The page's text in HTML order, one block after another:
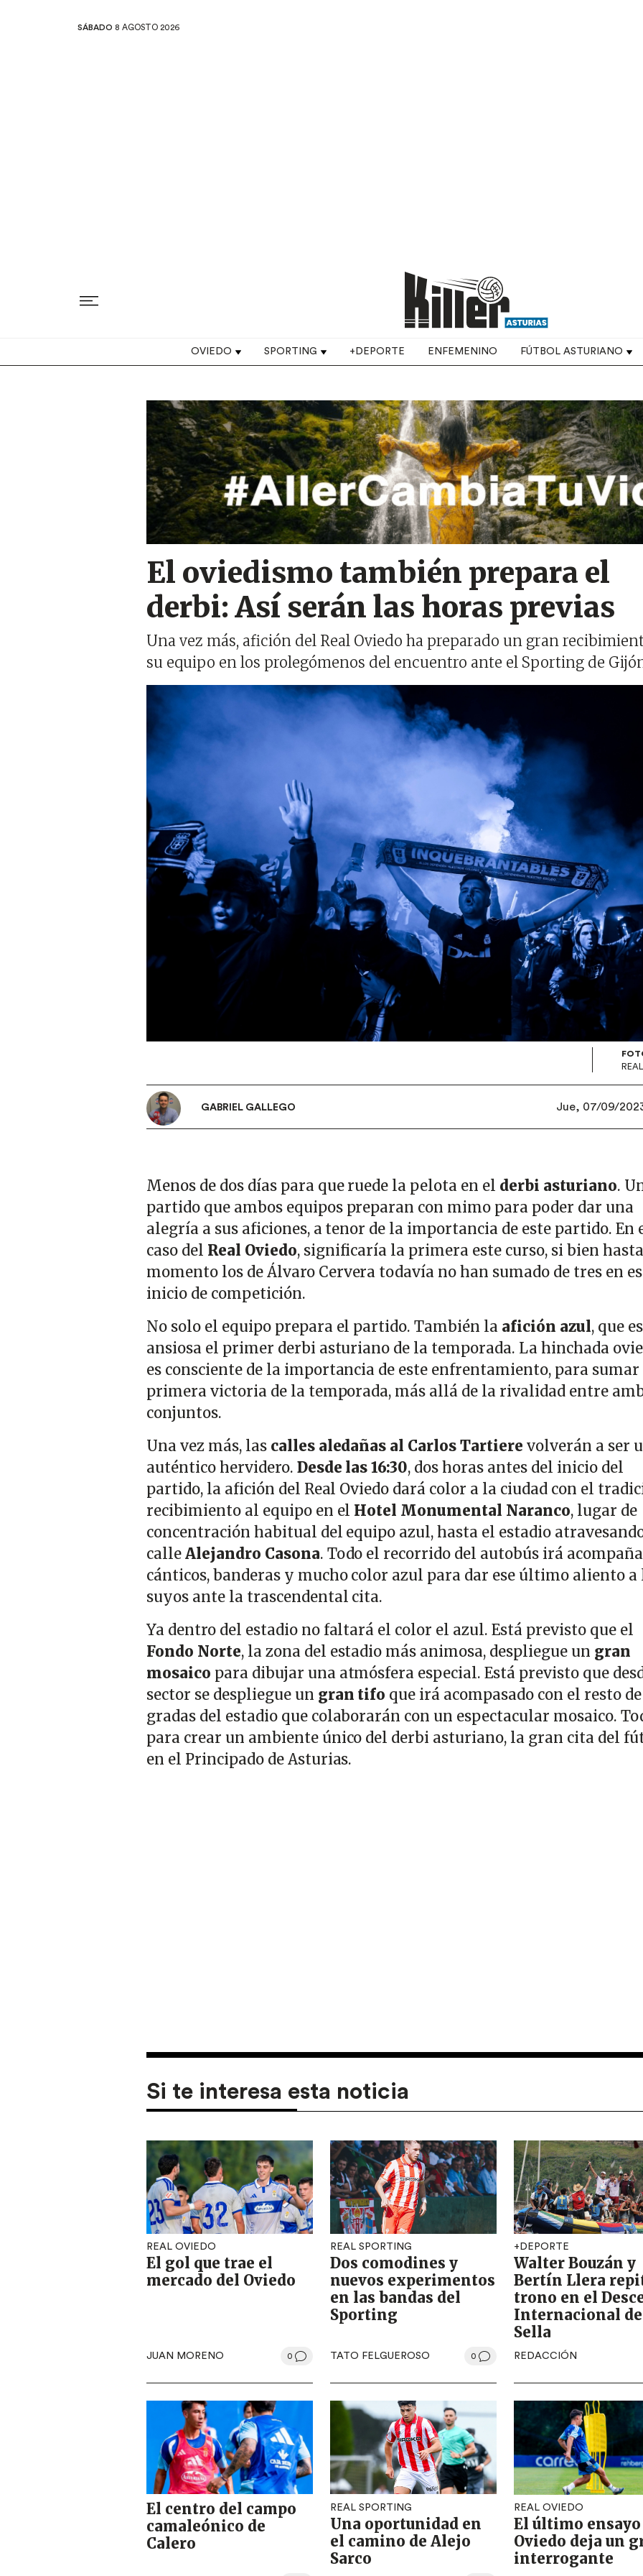
SÁBADO 8 AGOSTO 2026
Top navigation
OVIEDO SPORTING +DEPORTE ENFEMENINO FÚTBOL ASTURIANO
Image
El oviedismo también prepara el
derbi: Así serán las horas previas
Una vez más, afición del Real Oviedo ha preparado un gran
su equipo en los prolegómenos del encuentro ante el Sporting de
GABRIEL GALLEGO Jue, 07/09/
Menos de dos días para que ruede la pelota en el derbi asturiano.
partido que ambos equipos preparan con mimo para poder dar una
alegría a sus aficiones, a tenor de la importancia de este partido. En
caso del Real Oviedo, significaría la primera este curso, si bien
momento los de Álvaro Cervera todavía no han sumado de tres en
inicio de competición.
No solo el equipo prepara el partido. También la afición azul, que
ansiosa el primer derbi asturiano de la temporada. La hinchada
es consciente de la importancia de este enfrentamiento, para
primera victoria de la temporada, más allá de la rivalidad entre
conjuntos.
Una vez más, las calles aledañas al Carlos Tartierevolverán a ser
auténtico hervidero. Desde las 16:30, dos horas antes del inicio del
partido, la afición del Real Oviedo dará color a la ciudad con el
recibimiento al equipo en el Hotel Monumental Naranco, lugar de
concentración habitual del equipo azul, hasta el estadio
calleAlejandro Casona. Todo el recorrido del autobús irá
cánticos, banderas y mucho color azul para dar ese último aliento a
suyos ante la trascendental cita.
Ya dentro del estadio no faltará el color el azul. Está previsto que el
Fondo Norte, la zona del estadio más animosa, despliegue un gran
mosaico para dibujar una atmósfera especial. Está previsto que
sector se despliegue un gran tifo que irá acompasado con el resto
gradas del estadio que colaborarán con un espectacular mosaico.
para crear un ambiente único del derbi asturiano, la gran cita del
en el Principado de Asturias.
Si te interesa esta noticia
REAL OVIEDO
El gol que trae el
mercado del Oviedo
JUAN MORENO 0
REAL SPORTING
Dos comodines y
nuevos experimentos
en las bandas del
Sporting
TATO FELGUEROSO 0
+DEPORTE
Walter Bouzán y
Bertín Llera
trono en el
Internacional
Sella
REDACCIÓN
El centro del campo
camaleónico de
Calero
REAL SPORTING
Una oportunidad en
el camino de Alejo
Sarco
REAL OVIEDO
El último
Oviedo deja un
interrogante